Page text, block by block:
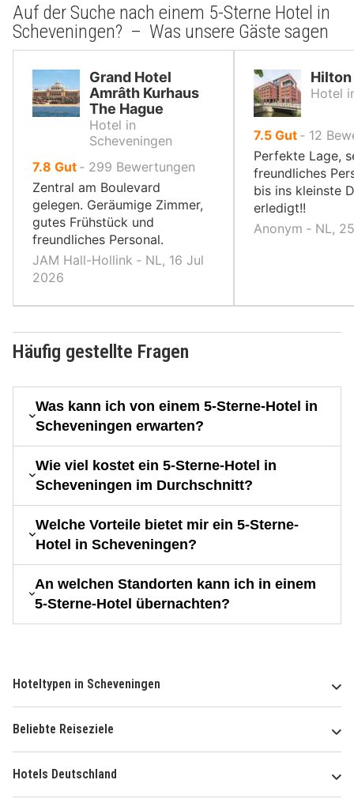
Auf der Suche nach einem 5-Sterne Hotel in
Scheveningen? – Was unsere Gäste sagen
Grand Hotel
Amrâth Kurhaus
The Hague
Hotel in
Scheveningen
7.8 von
10,
Gut ‐ 299 Bewertungen
Zentral am Boulevard
gelegen. Geräumige Zimmer,
gutes Frühstück und
freundliches Personal.
JAM Hall-Hollink ‐ NL, 16 Jul
2026
Hilton
Hotel
7.5von
10,
Gut ‐ 12
Perfekte Lage,
freundliches
bis ins kleinste
erledigt!!
Anonym ‐ NL,
Häufig gestellte Fragen
Was kann ich von einem 5-Sterne-Hotel in
Scheveningen erwarten?
Wie viel kostet ein 5-Sterne-Hotel in
Scheveningen im Durchschnitt?
Welche Vorteile bietet mir ein 5-Sterne-
Hotel in Scheveningen?
An welchen Standorten kann ich in einem
5-Sterne-Hotel übernachten?
Hoteltypen in Scheveningen
Beliebte Reiseziele
Hotels Deutschland